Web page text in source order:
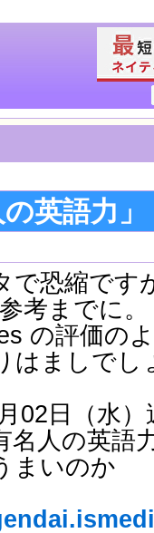
の英語力
で恐縮です
考までに。
の評価の
はましでし
02日（水）
名人の英語
まいのか